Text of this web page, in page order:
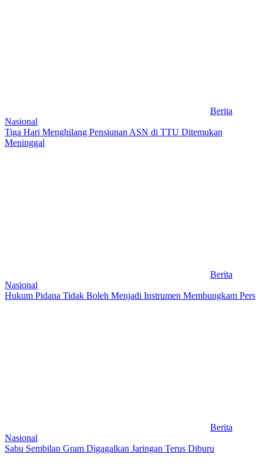
Berita
Nasional
Tiga Hari Menghilang Pensiunan ASN di TTU Ditemukan
Meninggal
Berita
Nasional
Hukum Pidana Tidak Boleh Menjadi Instrumen Membungkam Pers
Berita
Nasional
Sabu Sembilan Gram Digagalkan Jaringan Terus Diburu